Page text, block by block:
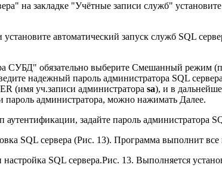
на закладке "Учётные записи служб"
СУБД" обязательно выберите Смешанный режим
надежный пароль администратора SQL
(имя уч.записи администратора sa), и в
пароль администратора, можно нажимать Далее.
SQL сервера (Рис. 13). Программа выполнит
Рис. 13. Выполняется